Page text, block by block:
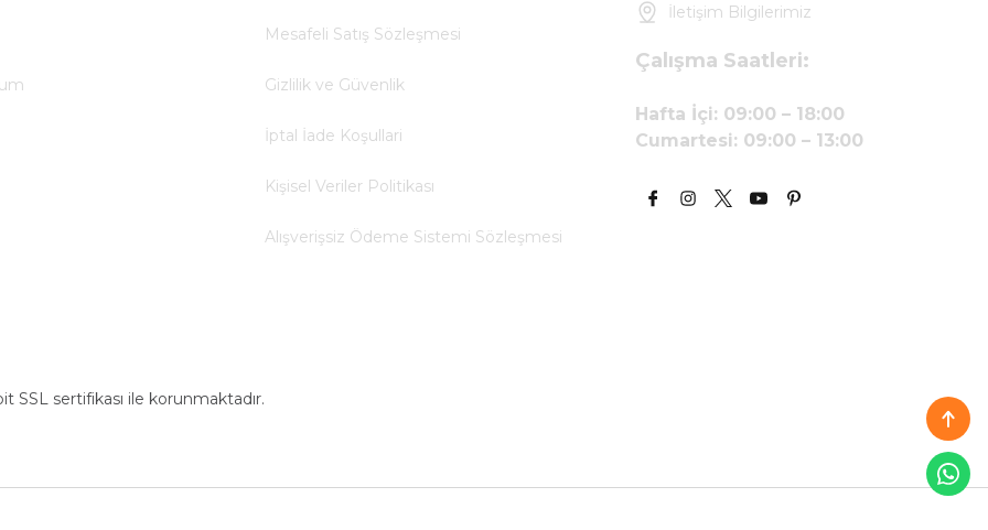
Mesafeli Satış Sözleşmesi
Gizlilik ve Güvenlik
İptal İade Koşullari
Kişisel Veriler Politikası
Alışverişsiz Ödeme Sistemi Sözleşmesi
İletişim Bilgilerimiz
Çalışma Saatleri:
Hafta İçi: 09:00 – 18:00
Cumartesi: 09:00 – 13:00
SSL sertifikası ile korunmaktadır.